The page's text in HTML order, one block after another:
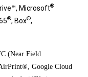
Microsoft®
®, Box®,
(Near Field
Google Cloud